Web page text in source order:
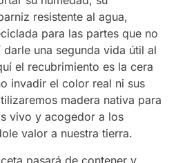
resistente al agua,
para las partes que no
una segunda vida útil al
el recubrimiento es la cera
invadir el color real ni sus
madera nativa para
vivo y acogedor a los
valor a nuestra tierra.
pasará de contener y